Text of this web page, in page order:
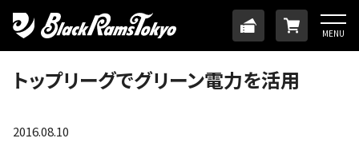
MENU
TICKET
HOME
トップリーグでグリーン電力を活用
2016.08.10